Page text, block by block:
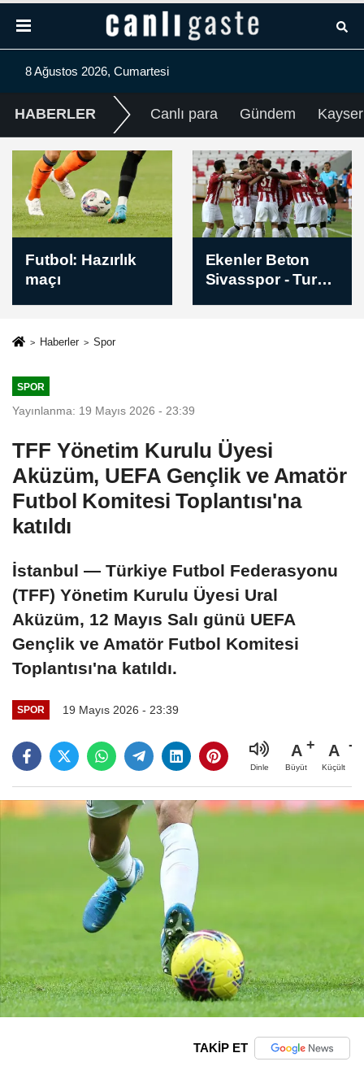
8 Ağustos 2026, Cumartesi
HABERLER Canlı para Gündem
Ekenler Beton
Sivasspor - Turka
Kanada'da orman
yangınları
Haberler Spor
SPOR
Yayınlanma: 19 Mayıs 2026 - 23:39
TFF Yönetim Kurulu Üyesi
Aküzüm, UEFA Gençlik ve Amatör
Futbol Komitesi Toplantısı'na
katıldı
İstanbul — Türkiye Futbol Federasyonu
(TFF) Yönetim Kurulu Üyesi Ural
Aküzüm, 12 Mayıs Salı günü UEFA
Gençlik ve Amatör Futbol Komitesi
Toplantısı'na katıldı.
SPOR 19 Mayıs 2026 - 23:39
Dinle
A
Büyüt
A
Küçült
TAKİP ET